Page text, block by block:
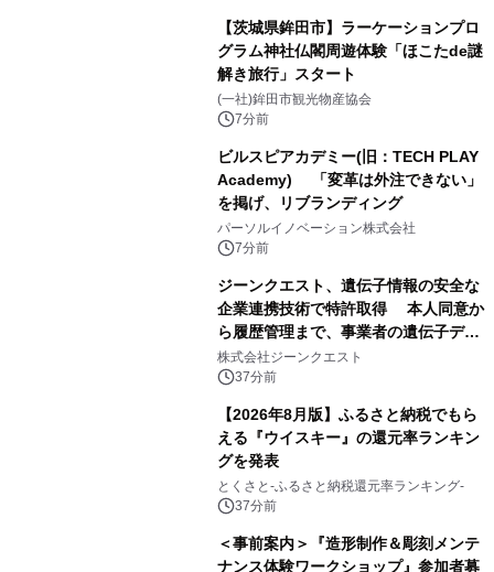
【茨城県鉾田市】ラーケーションプロ
グラム神社仏閣周遊体験「ほこたde謎
解き旅行」スタート
(一社)鉾田市観光物産協会
7分前
ビルスピアカデミー(旧：TECH PLAY
Academy) 「変革は外注できない」
を掲げ、リブランディング
パーソルイノベーション株式会社
7分前
ジーンクエスト、遺伝子情報の安全な
企業連携技術で特許取得 本人同意か
ら履歴管理まで、事業者の遺伝子デー
タ活用を支援
株式会社ジーンクエスト
37分前
【2026年8月版】ふるさと納税でもら
える『ウイスキー』の還元率ランキン
グを発表
とくさと-ふるさと納税還元率ランキング-
37分前
＜事前案内＞『造形制作＆彫刻メンテ
ナンス体験ワークショップ』参加者募